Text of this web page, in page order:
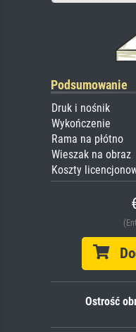
Podsumowanie
Druk i nośnik
Wykończenie
Rama na płótno
Wieszak na obraz
Koszty
Ostrość